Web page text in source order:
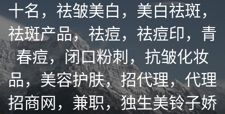
十名，祛皱美白，美白祛斑，
祛斑产品，祛痘，祛痘印，青
春痘，闭口粉刺，抗皱化妆
品，美容护肤，招代理，代理
招商网，兼职，独生美铃子娇